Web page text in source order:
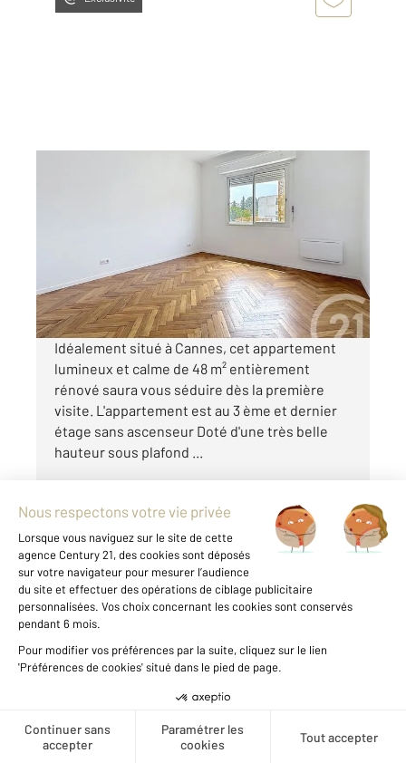
Créer une alerte
Appartement F2 à vendre
212 000 €
Visiter le site dédié
Idéalement situé à Cannes, cet appartement
lumineux et calme de 48 m² entièrement
rénové saura vous séduire dès la première
visite. L'appartement est au 3 ème et dernier
étage sans ascenseur Doté d'une très belle
hauteur sous plafond ...
Exclusivité